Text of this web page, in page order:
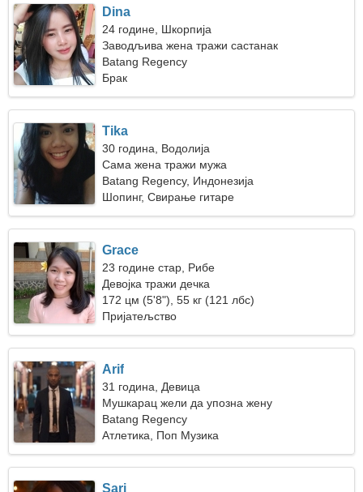
Dina
24 године, Шкорпија
Заводљива жена тражи састанак
Batang Regency
Брак
Tika
30 година, Водолија
Сама жена тражи мужа
Batang Regency, Индонезија
Шопинг, Свирање гитаре
Grace
23 године стар, Рибе
Девојка тражи дечка
172 цм (5'8"), 55 кг (121 лбс)
Пријатељство
Arif
31 година, Девица
Мушкарац жели да упозна жену
Batang Regency
Атлетика, Поп Музика
Sari